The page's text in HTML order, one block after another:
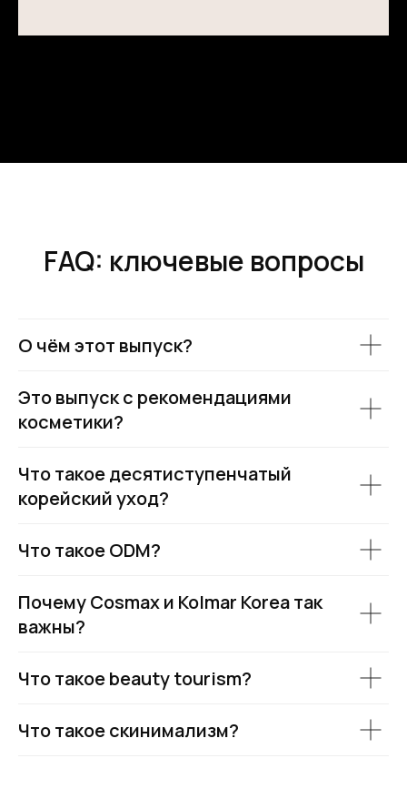
FAQ: ключевые вопросы
О чём этот выпуск?
Это выпуск с рекомендациями
косметики?
Что такое десятиступенчатый
корейский уход?
Что такое ODM?
Почему Cosmax и Kolmar Korea так
важны?
Что такое beauty tourism?
Что такое скинимализм?